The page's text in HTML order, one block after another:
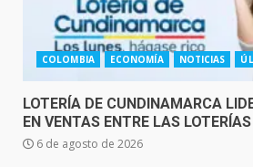
COLOMBIA ECONOMÍA NOTICIAS
LOTERÍA DE CUNDINAMARCA
EN VENTAS ENTRE LAS
6 de agosto de 2026